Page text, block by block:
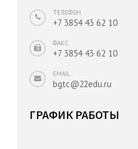
ТЕЛЕФОН
+7 3854 43 62 10
ФАКС
+7 3854 43 62 10
EMAIL
bgtc@22edu.ru
ГРАФИК РАБОТЫ